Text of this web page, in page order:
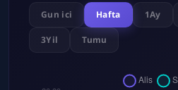
Gun ici Hafta 1Ay
3Yil Tumu